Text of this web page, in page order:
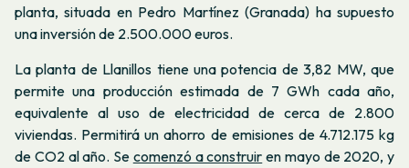
planta, situada en Pedro Martínez (Granada) ha supuesto
una inversión de 2.500.000 euros.
La planta de Llanillos tiene una potencia de 3,82 MW, que
permite una producción estimada de 7 GWh cada año,
equivalente al uso de electricidad de cerca de 2.800
viviendas. Permitirá un ahorro de emisiones de 4.712.175 kg
de CO2 al año. Se comenzó a construir en mayo de 2020, y